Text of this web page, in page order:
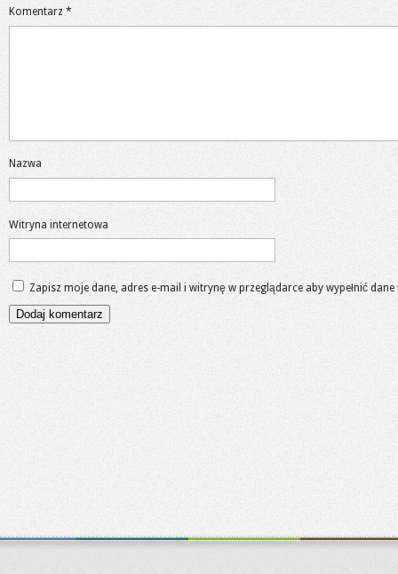
Komentarz *
Nazwa
Witryna internetowa
Zapisz moje dane, adres e-mail i witrynę w przeglądarce aby wypełnić